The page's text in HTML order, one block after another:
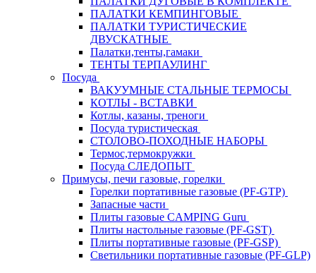
ПАЛАТКИ КЕМПИНГОВЫЕ
ПАЛАТКИ ТУРИСТИЧЕСКИЕ
ДВУСКАТНЫЕ
Палатки,тенты,гамаки
ТЕНТЫ ТЕРПАУЛИНГ
Посуда
ВАКУУМНЫЕ СТАЛЬНЫЕ ТЕРМОСЫ
КОТЛЫ - ВСТАВКИ
Котлы, казаны, треноги
Посуда туристическая
СТОЛОВО-ПОХОДНЫЕ НАБОРЫ
Термос,термокружки
Посуда СЛЕДОПЫТ
Примусы, печи газовые, горелки
Горелки портативные газовые (PF-GTP)
Запасные части
Плиты газовые CAMPING Guru
Плиты настольные газовые (PF-GST)
Плиты портативные газовые (PF-GSP)
Светильники портативные газовые (PF-GLP)